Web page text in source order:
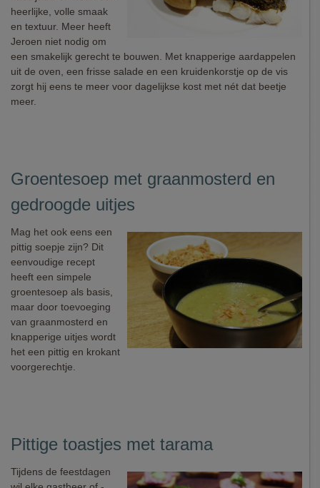
heerlijke, volle smaak
en textuur. Meer heeft
Jeroen niet nodig om
een smakelijk gerecht te bouwen. Met knapperige aardappelen
uit de oven, een frisse salade en een kruidenkorstje op de vis
zorgt hij eens te meer voor dagelijkse kost met nét dat beetje
meer.
Groentesoep met graanmosterd en
gedroogde uitjes
Mag het ook eens een
pittig soepje zijn? Dit
eenvoudige recept
heeft een simpele
groentesoep als basis,
maar door toevoeging
van graanmosterd en
knapperige uitjes wordt
het een pittig en krokant
voorgerechtje.
Pittige toastjes met tarama
Tijdens de feestdagen